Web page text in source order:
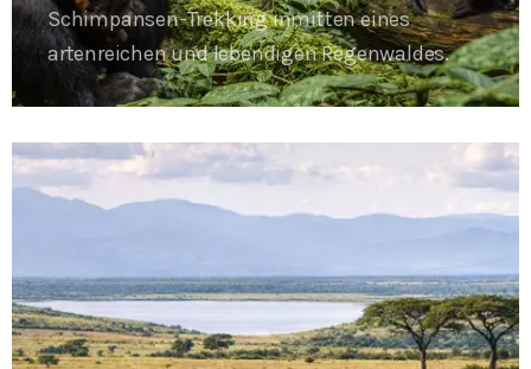
Schimpansen-Trekking inmitten eines
artenreichen und lebendigen Regenwaldes.